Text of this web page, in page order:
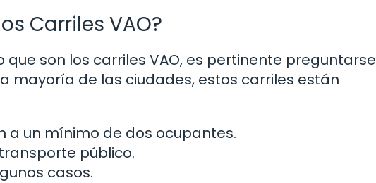
Carriles VAO?
son los carriles VAO, es pertinente
mayoría de las ciudades, estos carriles están
a un mínimo de dos ocupantes.
público.
casos.